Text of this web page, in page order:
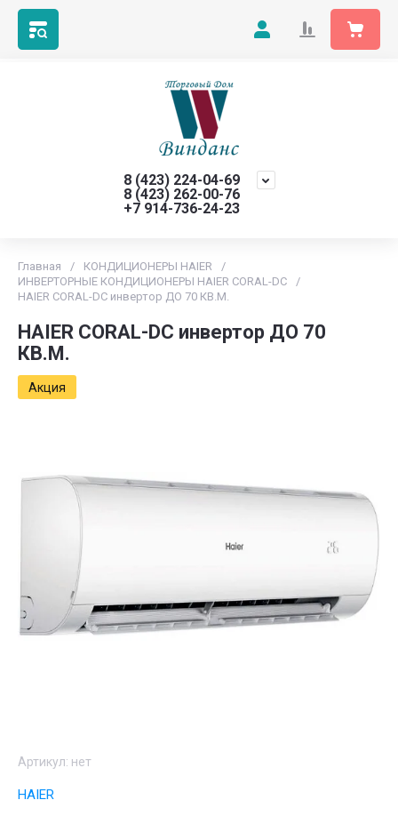
8 (423) 224-04-69
8 (423) 262-00-76
+7 914-736-24-23
Главная / КОНДИЦИОНЕРЫ HAIER
/
ИНВЕРТОРНЫЕ КОНДИЦИОНЕРЫ HAIER CORAL-DC
/
HAIER CORAL-DC инвертор ДО 70 КВ.М.
HAIER CORAL-DC инвертор ДО 70
КВ.М.
Акция
Артикул: нет
HAIER